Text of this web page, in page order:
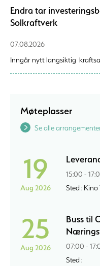
Endra tar
Solkraftverk
07.08.2026
Inngår nytt langsiktig
Møteplasser
Se alle
19
Aug 2026
15:00 -
Sted :
25
Aug 2026
Buss til
07:00 -
Sted :